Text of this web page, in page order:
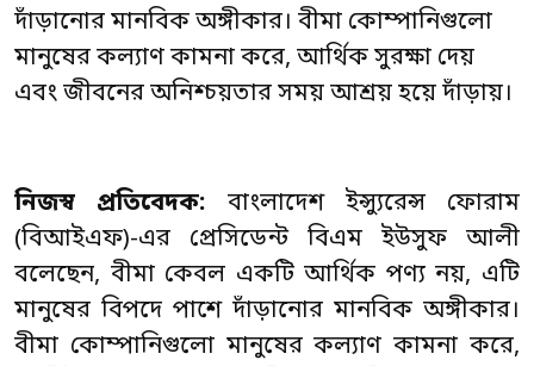
দাঁড়ানোর মানবিক অঙ্গীকার। বীমা কোম্পানিগুলো
মানুষের কল্যাণ কামনা করে, আর্থিক সুরক্ষা দেয়
এবং জীবনের অনিশ্চয়তার সময় আশ্রয় হয়ে দাঁড়ায়।
নিজস্ব প্রতিবেদক: বাংলাদেশ ইন্স্যুরেন্স ফোরাম
(বিআইএফ)-এর প্রেসিডেন্ট বিএম ইউসুফ আলী
বলেছেন, বীমা কেবল একটি আর্থিক পণ্য নয়, এটি
মানুষের বিপদে পাশে দাঁড়ানোর মানবিক অঙ্গীকার।
বীমা কোম্পানিগুলো মানুষের কল্যাণ কামনা করে,